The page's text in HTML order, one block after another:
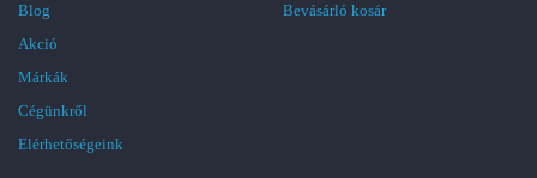
Blog
Akció
Márkák
Cégünkről
Elérhetőségeink
Bevásárló kosár